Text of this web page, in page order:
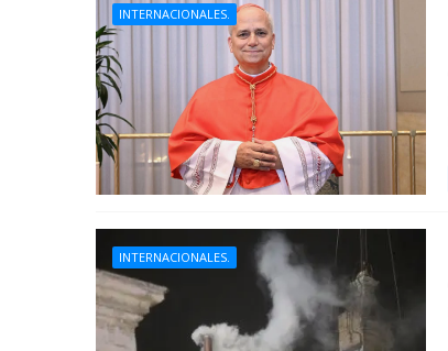
INTERNACIONALES.
INTERNACIONALES.